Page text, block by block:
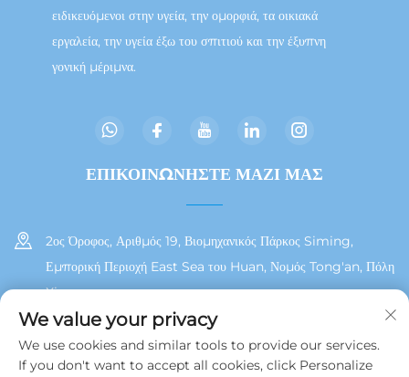
ειδικευόμενοι στην υγεία, την ομορφιά, τα οικιακά
εργαλεία, την υγεία έξω του σπιτιού και την έξυπνη
γονική μέριμνα.
ΕΠΙΚΟΙΝΩΝΗΣΤΕ ΜΑΖΙ ΜΑΣ
2ος Όροφος, Αριθμός 19, Βιομηχανικός Πάρκος Siming,
Εμπορική Περιοχή East Sea του Huan, Νομός Tong'an, Πόλη
Xiamen
+86 13215929911
[email protected]
We value your privacy
We use cookies and similar tools to provide our services.
If you don't want to accept all cookies, click Personalize